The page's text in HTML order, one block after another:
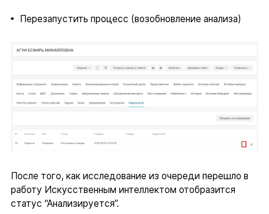
Перезапустить процесс (возобновление анализа)
После того, как исследование из очереди перешло в
работу Искусственным интеллектом отобразится
статус “Анализируется”.